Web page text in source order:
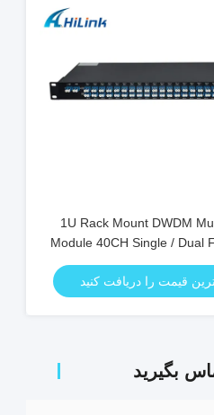
1U Rack Mount DWDM Mux Demux
Module 40CH Single / Dual
UPC
قیمت را دریافت کنید
بگیرید